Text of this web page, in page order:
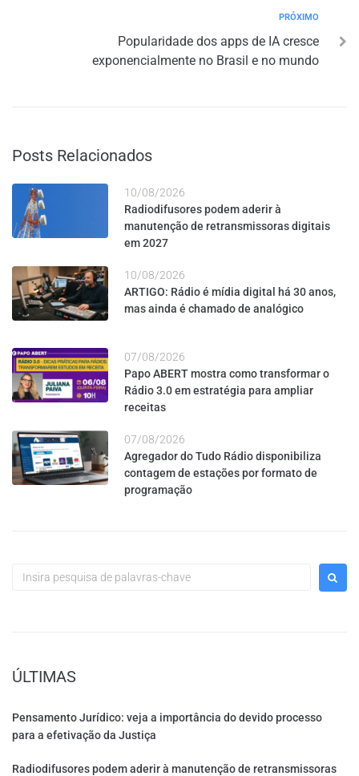
PRÓXIMO
Popularidade dos apps de IA cresce
exponencialmente no Brasil e no mundo
Posts Relacionados
10/08/2026
Radiodifusores podem aderir à
manutenção de retransmissoras digitais
em 2027
10/08/2026
ARTIGO: Rádio é mídia digital há 30 anos,
mas ainda é chamado de analógico
07/08/2026
Papo ABERT mostra como transformar o
Rádio 3.0 em estratégia para ampliar
receitas
07/08/2026
Agregador do Tudo Rádio disponibiliza
contagem de estações por formato de
programação
ÚLTIMAS
Pensamento Jurídico: veja a importância do devido processo
para a efetivação da Justiça
Radiodifusores podem aderir à manutenção de retransmissoras